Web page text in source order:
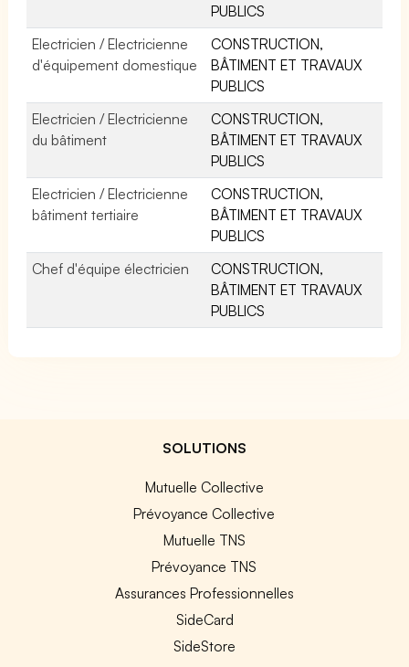
PUBLICS
Electricien / Electricienne
d'équipement domestique
CONSTRUCTION,
BÂTIMENT ET TRAVAUX
PUBLICS
Electricien / Electricienne
du bâtiment
CONSTRUCTION,
BÂTIMENT ET TRAVAUX
PUBLICS
Electricien / Electricienne
bâtiment tertiaire
CONSTRUCTION,
BÂTIMENT ET TRAVAUX
PUBLICS
Chef d'équipe électricien
CONSTRUCTION,
BÂTIMENT ET TRAVAUX
PUBLICS
SOLUTIONS
Mutuelle Collective
Prévoyance Collective
Mutuelle TNS
Prévoyance TNS
Assurances Professionnelles
SideCard
SideStore